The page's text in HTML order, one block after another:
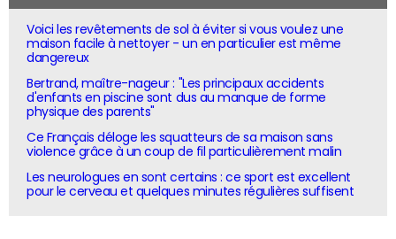
Voici les revêtements de sol à éviter si vous voulez une
maison facile à nettoyer - un en particulier est même
dangereux
Bertrand, maître-nageur : "Les principaux accidents
d'enfants en piscine sont dus au manque de forme
physique des parents"
Ce Français déloge les squatteurs de sa maison sans
violence grâce à un coup de fil particulièrement malin
Les neurologues en sont certains : ce sport est excellent
pour le cerveau et quelques minutes régulières suffisent